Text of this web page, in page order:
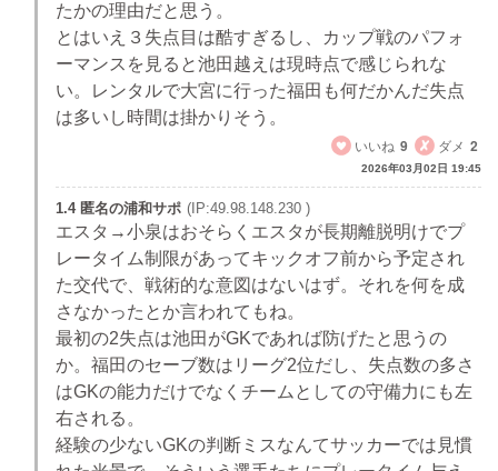
たかの理由だと思う。
とはいえ３失点目は酷すぎるし、カップ戦のパフォ
ーマンスを見ると池田越えは現時点で感じられな
い。レンタルで大宮に行った福田も何だかんだ失点
は多いし時間は掛かりそう。
いいね 9 ダメ 2
2026年03月02日 19:45
1.4 匿名の浦和サポ (IP:49.98.148.230 )
エスタ→小泉はおそらくエスタが長期離脱明けでプ
レータイム制限があってキックオフ前から予定され
た交代で、戦術的な意図はないはず。それを何を成
さなかったとか言われてもね。
最初の2失点は池田がGKであれば防げたと思うの
か。福田のセーブ数はリーグ2位だし、失点数の多さ
はGKの能力だけでなくチームとしての守備力にも左
右される。
経験の少ないGKの判断ミスなんてサッカーでは見慣